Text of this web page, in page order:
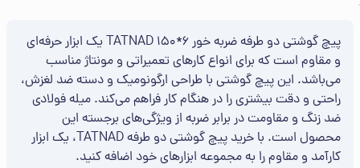
پیچ گوشتی دو طرفه ضربه خور 6*150 TATNAD یک ابزار حرفه‌ای
و مقاوم است که برای انواع کارهای تعمیراتی و مونتاژ مناسب
می‌باشد. این پیچ گوشتی با طراحی ارگونومیک و دسته ضد لغزش،
راحتی و دقت بیشتری را در هنگام کار فراهم می‌کند. میله فولادی
ضد زنگ و مقاومت در برابر ضربه از ویژگی‌های برجسته این
محصول است. با خرید پیچ گوشتی دو طرفه TATNAD، یک ابزار
کارآمد و مقاوم را به مجموعه ابزارهای خود اضافه کنید.